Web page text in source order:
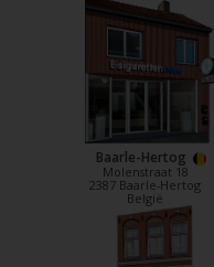
Baarle-Hertog
Molenstraat 18
2387 Baarle-Hertog
België